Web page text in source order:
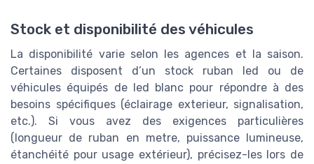
Stock et disponibilité des véhicules
La disponibilité varie selon les agences et la saison.
Certaines disposent d’un stock ruban led ou de
véhicules équipés de led blanc pour répondre à des
besoins spécifiques (éclairage exterieur, signalisation,
etc.). Si vous avez des exigences particulières
(longueur de ruban en metre, puissance lumineuse,
étanchéité pour usage extérieur), précisez-les lors de